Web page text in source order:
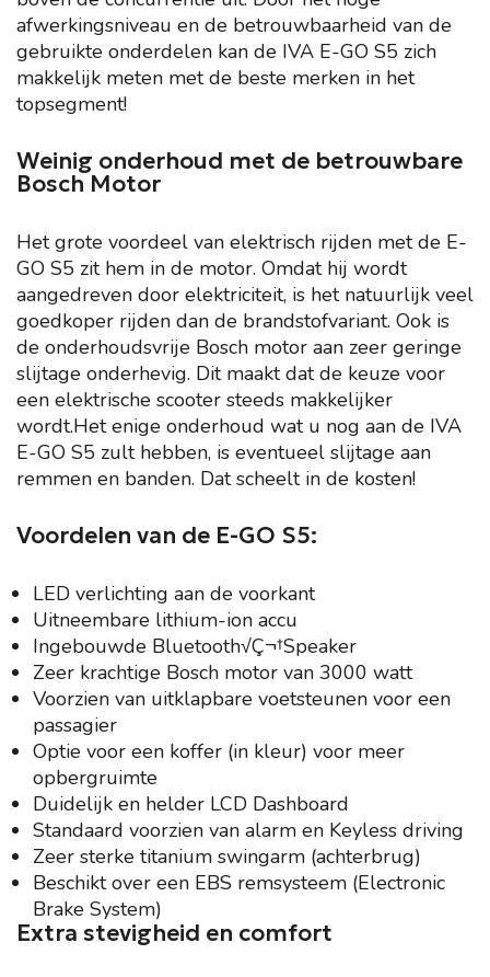
afwerkingsniveau en de betrouwbaarheid van de
gebruikte onderdelen kan de IVA E-GO S5 zich
makkelijk meten met de beste merken in het
topsegment!
Weinig onderhoud met de betrouwbare
Bosch Motor
Het grote voordeel van elektrisch rijden met de E-
GO S5 zit hem in de motor. Omdat hij wordt
aangedreven door elektriciteit, is het natuurlijk veel
goedkoper rijden dan de brandstofvariant. Ook is
de onderhoudsvrije Bosch motor aan zeer geringe
slijtage onderhevig. Dit maakt dat de keuze voor
een elektrische scooter steeds makkelijker
wordt.Het enige onderhoud wat u nog aan de IVA
E-GO S5 zult hebben, is eventueel slijtage aan
remmen en banden. Dat scheelt in de kosten!
Voordelen van de E-GO S5:
LED verlichting aan de voorkant
Uitneembare lithium-ion accu
Ingebouwde Bluetooth√Ç¬†Speaker
Zeer krachtige Bosch motor van 3000 watt
Voorzien van uitklapbare voetsteunen voor een
passagier
Optie voor een koffer (in kleur) voor meer
opbergruimte
Duidelijk en helder LCD Dashboard
Standaard voorzien van alarm en Keyless driving
Zeer sterke titanium swingarm (achterbrug)
Beschikt over een EBS remsysteem (Electronic
Brake System)
Extra stevigheid en comfort